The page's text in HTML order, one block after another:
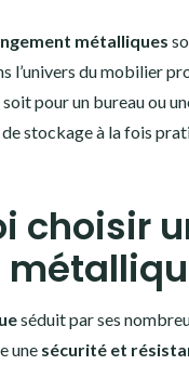
métalliques
l’univers du mobilier
pour un bureau ou
stockage à la fois
choisir
séduit par ses
une sécurité et